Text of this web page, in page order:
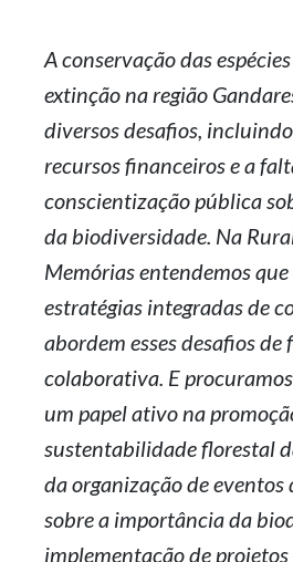
A conservação das
extinção na região
diversos desafios,
recursos financeiros e a
conscientização pública
da biodiversidade. Na
Memórias entendemos
estratégias integradas de
abordem esses desafios
colaborativa. E
um papel ativo na
sustentabilidade florestal
da organização de eventos
sobre a importância da
implementação de